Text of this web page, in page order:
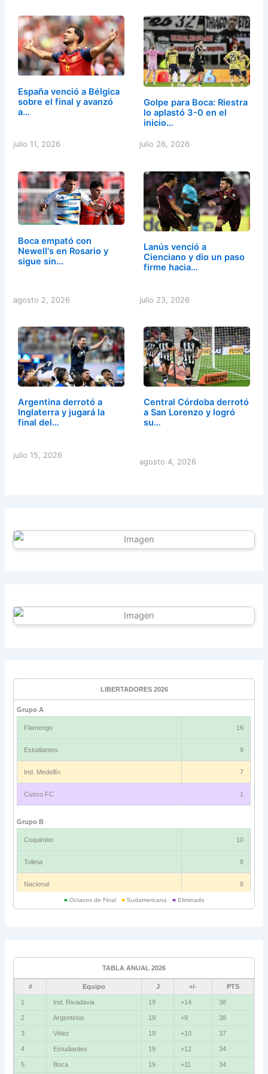
España venció a Bélgica
sobre el final y avanzó
a…
julio 11, 2026
Golpe para Boca: Riestra
lo aplastó 3-0 en el
inicio…
julio 26, 2026
Boca empató con
Newell's en Rosario y
sigue sin…
agosto 2, 2026
Lanús venció a
Cienciano y dio un paso
firme hacia…
julio 23, 2026
Argentina derrotó a
Inglaterra y jugará la
final del…
julio 15, 2026
Central Córdoba derrotó
a San Lorenzo y logró
su…
agosto 4, 2026
LIBERTADORES 2026
Grupo A
Flamengo 16
Estudiantes 9
Ind. Medellín 7
Cusco FC 1
Grupo B
Coquimbo 10
Tolima 8
Nacional 8
Bolívar 5
La Guaira
Grupo D
U. Católica
■Octavos de Final ■Sudamericana ■Eliminado
TABLA ANUAL 2026
# Equipo J +/- PTS
1 Ind. Rivadavia 19 +14 38
2 Argentinos 19 +9 38
3 Vélez 19 +10 37
4 Estudiantes 19 +12 34
5 Boca 19 +11 34